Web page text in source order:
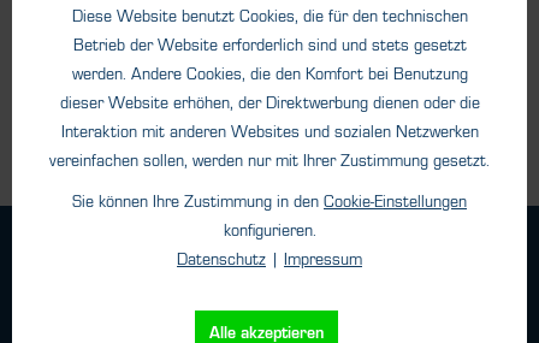
Diese Website benutzt Cookies, die für den technischen
Betrieb der Website erforderlich sind und stets gesetzt
werden. Andere Cookies, die den Komfort bei Benutzung
dieser Website erhöhen, der Direktwerbung dienen oder die
Interaktion mit anderen Websites und sozialen Netzwerken
vereinfachen sollen, werden nur mit Ihrer Zustimmung gesetzt.
Sie können Ihre Zustimmung in den Cookie-Einstellungen
konfigurieren.
Datenschutz | Impressum
Alle akzeptieren